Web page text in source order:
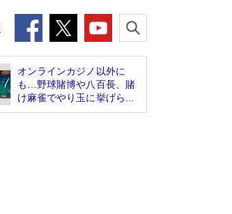
オンラインカジノ以外に
も…野球賭博や八百長、賭
け麻雀でやり玉に挙げら...